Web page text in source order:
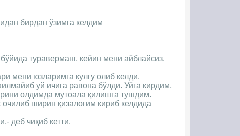
бирдан ўзимга келдим
тураверманг, кейин мени айблайсиз.
мени юзларимга кулгу олиб келди.
уй ичига равона бўлди. Уйга кирдим,
олдимда мутоала қилишга тушдим.
ширин қизалоғим кириб келдида
деб чиқиб кетти.